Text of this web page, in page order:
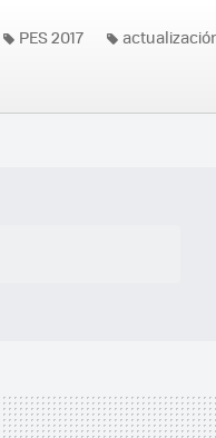
PES 2017